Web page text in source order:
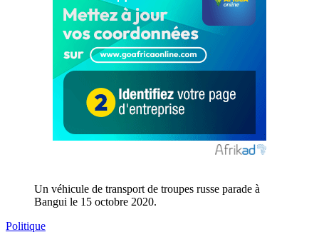
Un véhicule de transport de troupes russe parade à
Bangui le 15 octobre 2020.
Politique